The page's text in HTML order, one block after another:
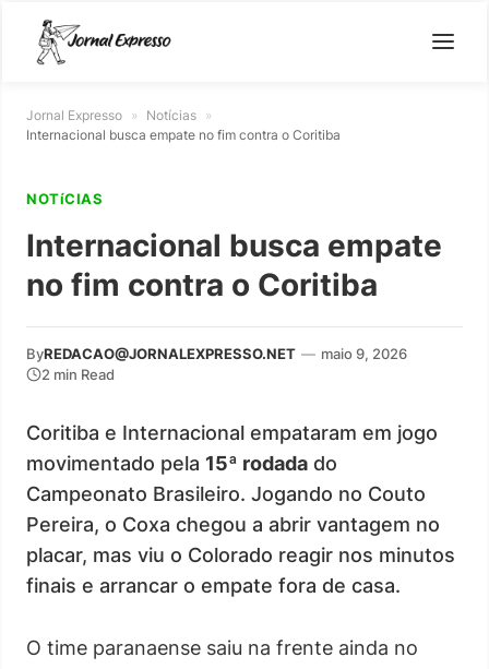
Jornal Expresso » Notícias »
Internacional busca empate no fim contra o Coritiba
NOTíCIAS
Internacional busca empate
no fim contra o Coritiba
ByREDACAO@JORNALEXPRESSO.NET — maio 9, 2026
2 min Read
Coritiba e Internacional empataram em jogo
movimentado pela 15ª rodada do
Campeonato Brasileiro. Jogando no Couto
Pereira, o Coxa chegou a abrir vantagem no
placar, mas viu o Colorado reagir nos minutos
finais e arrancar o empate fora de casa.
O time paranaense saiu na frente ainda no